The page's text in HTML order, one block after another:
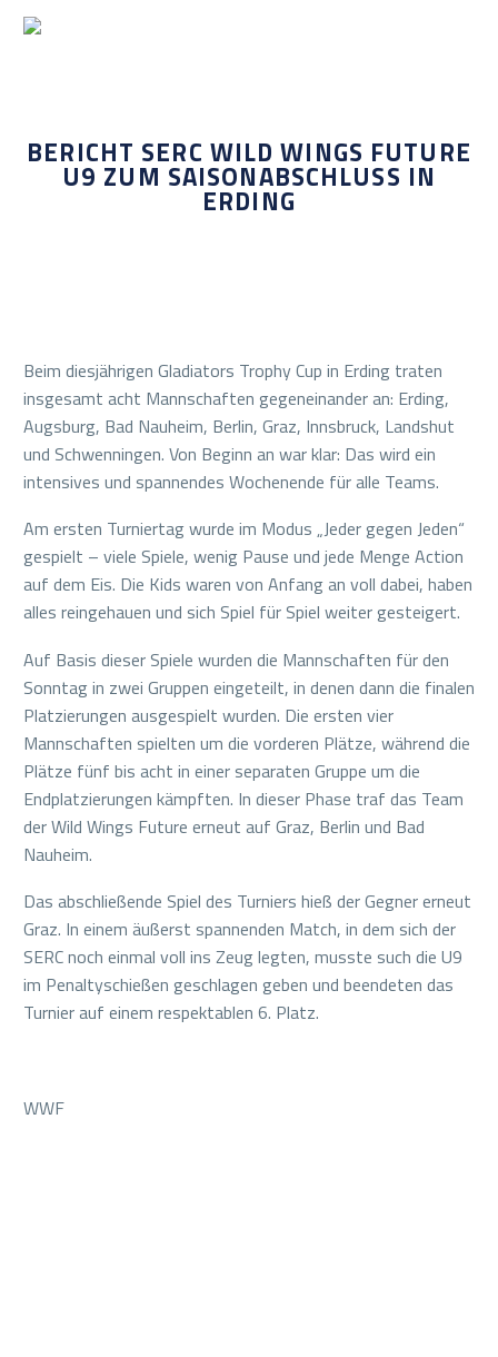
BERICHT SERC WILD WINGS FUTURE
U9 ZUM SAISONABSCHLUSS IN
ERDING
Beim diesjährigen Gladiators Trophy Cup in Erding traten
insgesamt acht Mannschaften gegeneinander an: Erding,
Augsburg, Bad Nauheim, Berlin, Graz, Innsbruck, Landshut
und Schwenningen. Von Beginn an war klar: Das wird ein
intensives und spannendes Wochenende für alle Teams.
Am ersten Turniertag wurde im Modus „Jeder gegen Jeden“
gespielt – viele Spiele, wenig Pause und jede Menge Action
auf dem Eis. Die Kids waren von Anfang an voll dabei, haben
alles reingehauen und sich Spiel für Spiel weiter gesteigert.
Auf Basis dieser Spiele wurden die Mannschaften für den
Sonntag in zwei Gruppen eingeteilt, in denen dann die finalen
Platzierungen ausgespielt wurden. Die ersten vier
Mannschaften spielten um die vorderen Plätze, während die
Plätze fünf bis acht in einer separaten Gruppe um die
Endplatzierungen kämpften. In dieser Phase traf das Team
der Wild Wings Future erneut auf Graz, Berlin und Bad
Nauheim.
Das abschließende Spiel des Turniers hieß der Gegner erneut
Graz. In einem äußerst spannenden Match, in dem sich der
SERC noch einmal voll ins Zeug legten, musste such die U9
im Penaltyschießen geschlagen geben und beendeten das
Turnier auf einem respektablen 6. Platz.
WWF